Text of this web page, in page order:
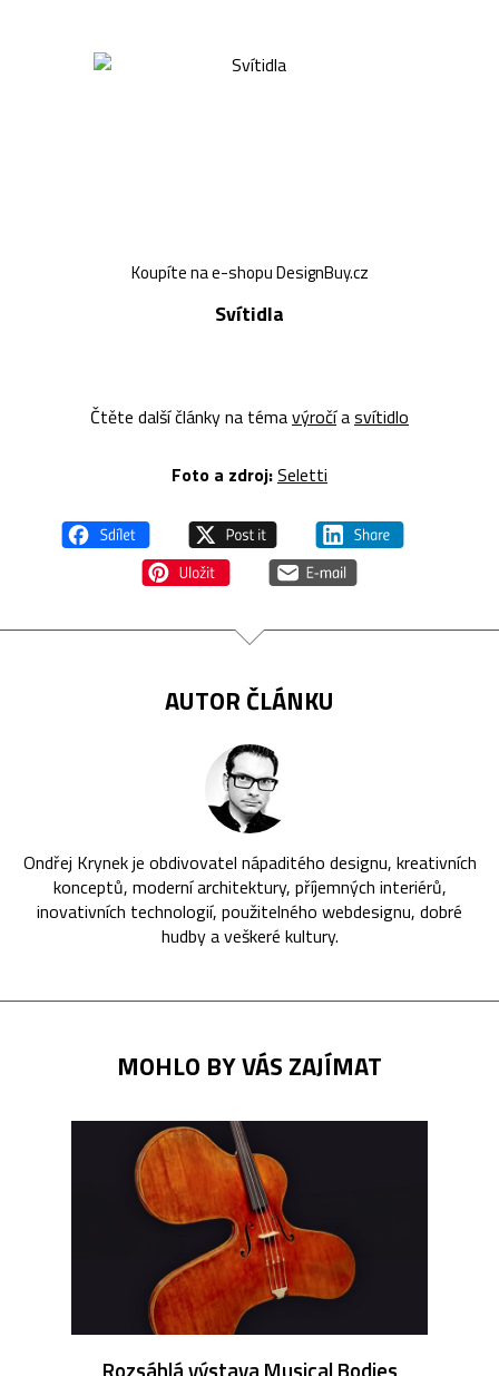
Koupíte na e-shopu DesignBuy.cz
Svítidla
Čtěte další články na témavýročíasvítidlo
Foto a zdroj:Seletti
AUTOR ČLÁNKU
Ondřej Krynek je obdivovatel nápaditého designu, kreativních
konceptů, moderní architektury, příjemných interiérů,
inovativních technologií, použitelného webdesignu, dobré
hudby a veškeré kultury.
MOHLO BY VÁS ZAJÍMAT